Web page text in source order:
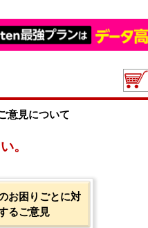
意見について
。
お困りごとに対
るご意見